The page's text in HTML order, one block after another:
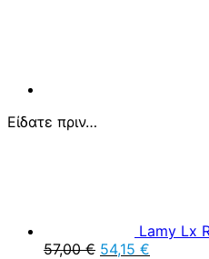
Είδατε πριν…
Lamy Lx
57,00€ Original
54,15 €